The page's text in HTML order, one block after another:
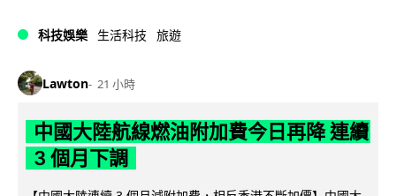
科技娛樂 生活科技 旅遊
Lawton 21 小時
中國大陸航線燃油附加費今日再降 連續
3 個月下調